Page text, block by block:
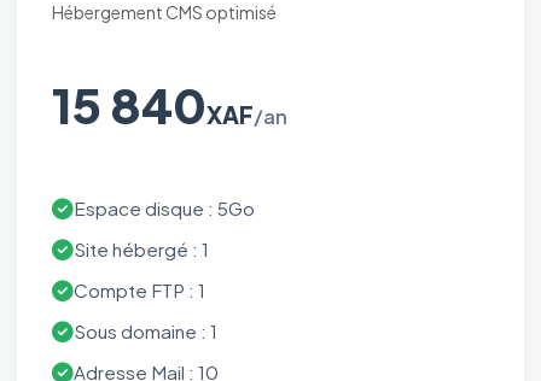
Hébergement CMS optimisé
15 840XAF/an
Espace disque : 5Go
Site hébergé : 1
Compte FTP : 1
Sous domaine : 1
Adresse Mail : 10